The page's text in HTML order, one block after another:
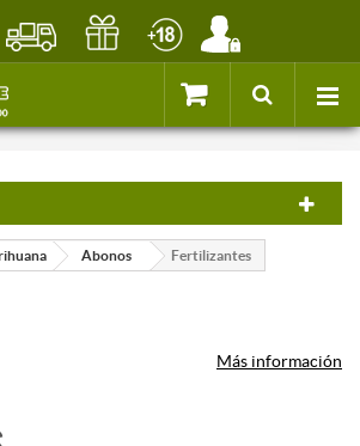
Abonos Fertilizantes
Más información